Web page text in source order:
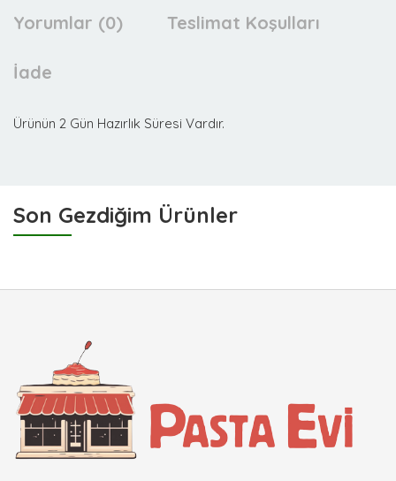
Yorumlar (0) Teslimat Koşulları
İade
Ürünün 2 Gün Hazırlık Süresi Vardır.
Son Gezdiğim Ürünler